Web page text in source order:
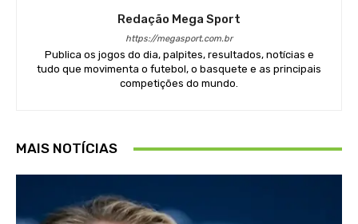
Redação Mega Sport
https://megasport.com.br
Publica os jogos do dia, palpites, resultados, notícias e
tudo que movimenta o futebol, o basquete e as principais
competições do mundo.
MAIS NOTÍCIAS